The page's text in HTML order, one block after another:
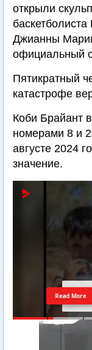
открыли
Джианны
официальный
Пятикратный
катастрофе
Коби Брайант
номерами 8 и
августе 2024
значение.
Read More